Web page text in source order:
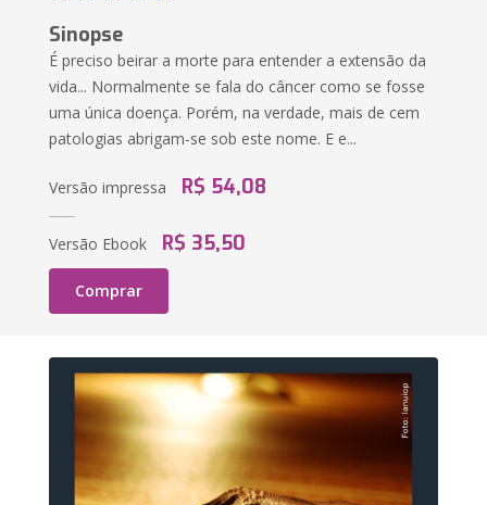
Sinopse
É preciso beirar a morte para entender a extensão da
vida... Normalmente se fala do câncer como se fosse
uma única doença. Porém, na verdade, mais de cem
patologias abrigam-se sob este nome. E e...
Versão impressa R$ 54,08
Versão Ebook R$ 35,50
Comprar